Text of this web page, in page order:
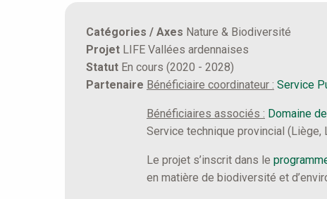
Catégories / Axes Nature & Biodiversité
Projet LIFE Vallées ardennaises
Statut En cours (2020 - 2028)
Partenaire Bénéficiaire coordinateur : Service
Bénéficiaires associés : Domaine
Service technique provincial (Liège,
Le projet s’inscrit dans le
en matière de biodiversité et